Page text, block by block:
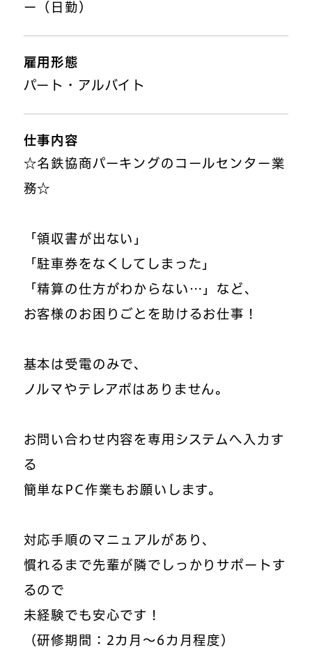
ー（日勤）
雇用形態
パート・アルバイト
仕事内容
☆名鉄協商パーキングのコールセンター業
務☆
「領収書が出ない」
「駐車券をなくしてしまった」
「精算の仕方がわからない…」など、
お客様のお困りごとを助けるお仕事！
基本は受電のみで、
ノルマやテレアポはありません。
お問い合わせ内容を専用システムへ入力す
る
簡単なPC作業もお願いします。
対応手順のマニュアルがあり、
慣れるまで先輩が隣でしっかりサポートす
るので
未経験でも安心です！
（研修期間：2カ月～6カ月程度）